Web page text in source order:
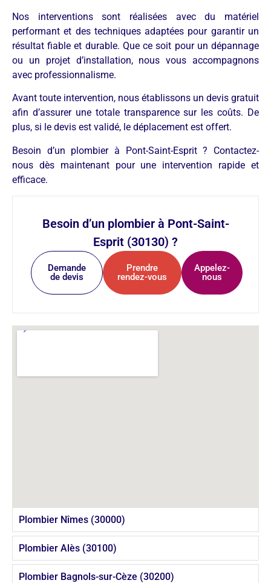
Nos interventions sont réalisées avec du matériel
performant et des techniques adaptées pour garantir un
résultat fiable et durable. Que ce soit pour un dépannage
ou un projet d’installation, nous vous accompagnons
avec professionnalisme.
Avant toute intervention, nous établissons un devis gratuit
afin d’assurer une totale transparence sur les coûts. De
plus, si le devis est validé, le déplacement est offert.
Besoin d’un plombier à Pont-Saint-Esprit ? Contactez-
nous dès maintenant pour une intervention rapide et
efficace.
Besoin d’un plombier à Pont-Saint-
Esprit (30130) ?
Demande
de devis
Prendre
rendez-vous
Appelez-
nous
Plombier Nîmes (30000)
Plombier Alès (30100)
Plombier Bagnols-sur-Cèze (30200)